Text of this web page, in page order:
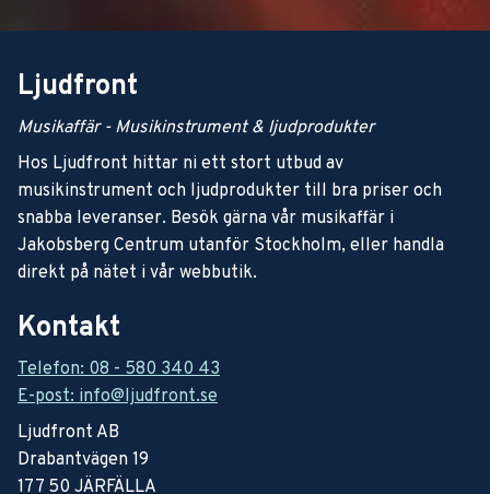
Ljudfront
Musikaffär - Musikinstrument & ljudprodukter
Hos Ljudfront hittar ni ett stort utbud av
musikinstrument och ljudprodukter till bra priser och
snabba leveranser. Besök gärna vår musikaffär i
Jakobsberg Centrum utanför Stockholm, eller handla
direkt på nätet i vår webbutik.
Kontakt
Telefon: 08 - 580 340 43
E-post: info@ljudfront.se
Ljudfront AB
Drabantvägen 19
177 50 JÄRFÄLLA